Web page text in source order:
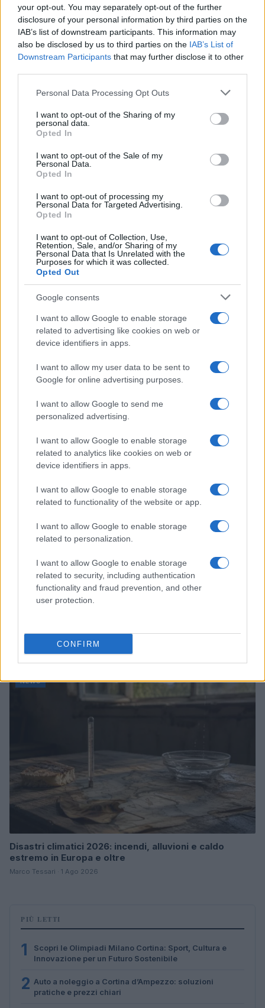
your opt-out. You may separately opt-out of the further
disclosure of your personal information by third parties on the
IAB’s list of downstream participants. This information may
also be disclosed by us to third parties on the IAB’s List of
Downstream Participants that may further disclose it to other
Please note that this website/app uses one or more Google
not limited to your visit or usage behaviour. You may click to
grant or deny consent to Google and its third-party tags to
use your data for below specified purposes in below Google
consent section.
Personal Data Processing Opt Outs
I want to opt-out of the Sharing of my
personal data.
Opted In
I want to opt-out of the Sale of my
Personal Data.
Opted In
I want to opt-out of processing my
Personal Data for Targeted Advertising.
Opted In
I want to opt-out of Collection, Use,
Retention, Sale, and/or Sharing of my
Personal Data that Is Unrelated with the
Purposes for which it was collected.
Opted Out
Google consents
I want to allow Google to enable storage
related to advertising like cookies on web or
device identifiers in apps.
I want to allow my user data to be sent to
Google for online advertising purposes.
I want to allow Google to send me
personalized advertising.
I want to allow Google to enable storage
related to analytics like cookies on web or
device identifiers in apps.
I want to allow Google to enable storage
related to functionality of the website or app.
I want to allow Google to enable storage
related to personalization.
I want to allow Google to enable storage
related to security, including authentication
functionality and fraud prevention, and other
user protection.
CONFIRM
Continua a leggere
NEWS
Don Antonio Mazzi: l’ultimo saluto a Milano tra
Marco Tessari · 3 Ago 2026
NEWS
fatto discutere
Marco Tessari · 3 Ago 2026
NEWS
Disastri climatici 2026: incendi, alluvioni e caldo
estremo in Europa e oltre
Marco Tessari · 1 Ago 2026
PIÙ LETTI
1
Scopri le Olimpiadi Milano Cortina: Sport, Cultura e
Innovazione per un Futuro Sostenibile
2 Auto a noleggio a Cortina d’Ampezzo: soluzioni
pratiche e prezzi chiari